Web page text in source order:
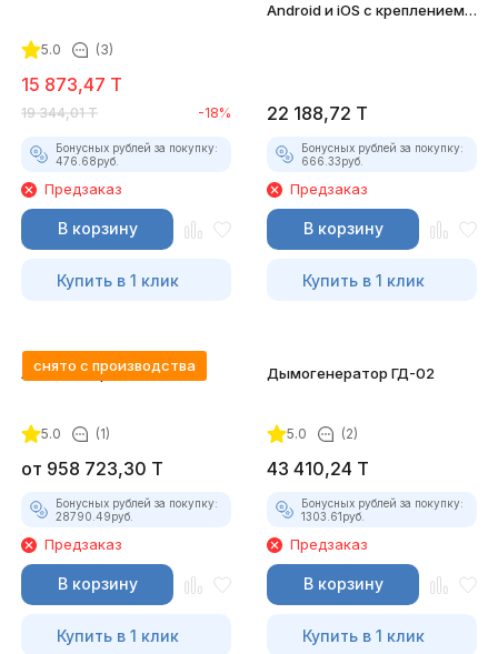
5.0 (3)
15 873,47 T
19 344,01 T -18%
Бонусных рублей за покупку:
476.68руб.
Предзаказ
В корзину
Купить в 1 клик
Android и iOS с креплением
22 188,72 T
Бонусных рублей за покупку:
666.33руб.
Предзаказ
В корзину
Купить в 1 клик
снято с производства
Автосканер FCAR F5-G
5.0 (1)
от 958 723,30 T
Бонусных рублей за покупку:
28790.49руб.
Предзаказ
В корзину
Купить в 1 клик
Дымогенератор ГД-02
5.0 (2)
43 410,24 T
Бонусных рублей за покупку:
1303.61руб.
Предзаказ
В корзину
Купить в 1 клик